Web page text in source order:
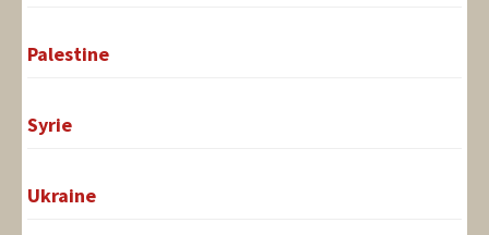
Palestine
Syrie
Ukraine